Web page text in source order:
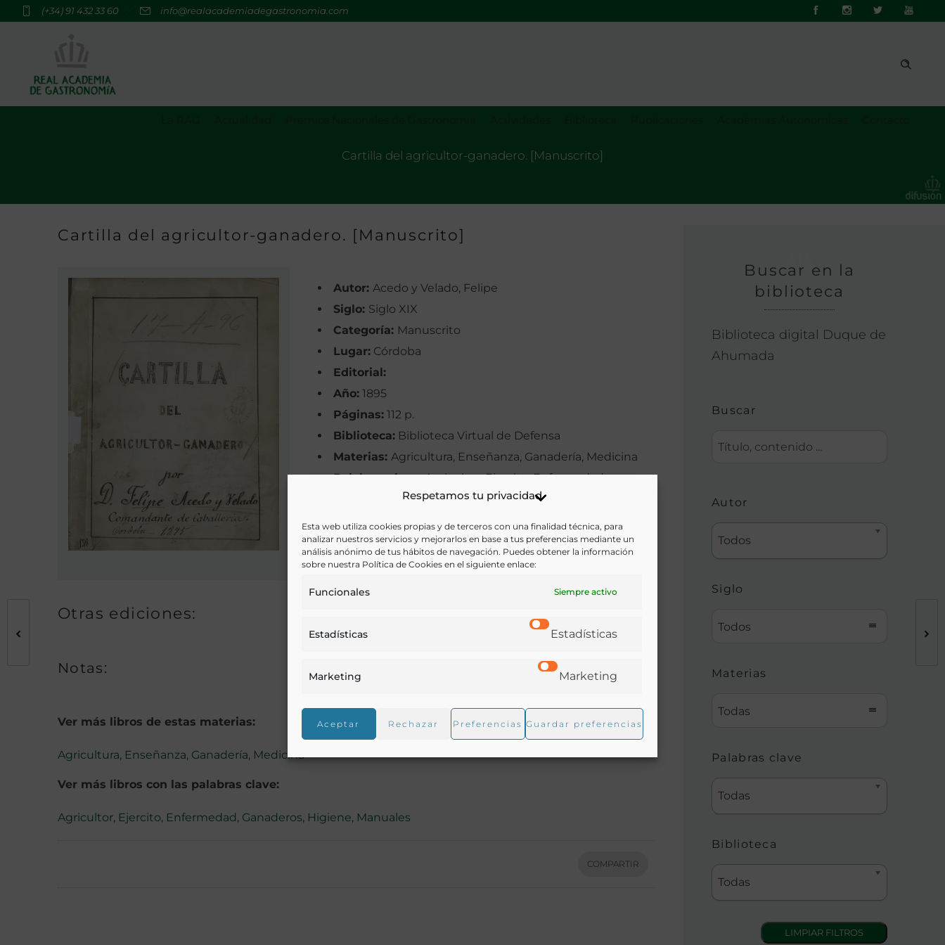
Respetamos tu privacidad
Esta web utiliza cookies propias y de terceros con una finalidad técnica, para
analizar nuestros servicios y mejorarlos en base a tus preferencias mediante un
análisis anónimo de tus hábitos de navegación. Puedes obtener la información
sobre nuestra Política de Cookies en el siguiente enlace:
Funcionales Siempre activo
Estadísticas Estadísticas
Marketing Marketing
Aceptar Rechazar Preferencias Guardar preferencias
(+34) 91 432 33 60 info@realacademiadegastronomia.com
Cartilla del agricultor-ganadero. [Manuscrito]
Cartilla del agricultor-ganadero. [Manuscrito]
Autor: Acedo y Velado, Felipe
Siglo: Siglo XIX
Categoría: Manuscrito
Lugar: Córdoba
Editorial:
Año: 1895
Páginas: 112 p.
Biblioteca: Biblioteca Virtual de Defensa
Materias: Agricultura, Enseñanza, Ganadería, Medicina
Palabras clave:Agricultor, Ejercito, Enfermedad,
Ganaderos, Higiene, Manuales
Idioma:
Ir a versión electrónica
Otras ediciones:
Notas:
Ver más libros de estas materias:
Agricultura, Enseñanza, Ganadería, Medicina
Ver más libros con las palabras clave:
Agricultor, Ejercito, Enfermedad , Ganaderos, Higiene, Manuales
COMPARTIR
Buscar en la
biblioteca
Biblioteca digital Duque de
Ahumada
Buscar
Autor
Todos
Siglo
Todos
Materias
Todas
Palabras clave
Todas
Biblioteca
Todas